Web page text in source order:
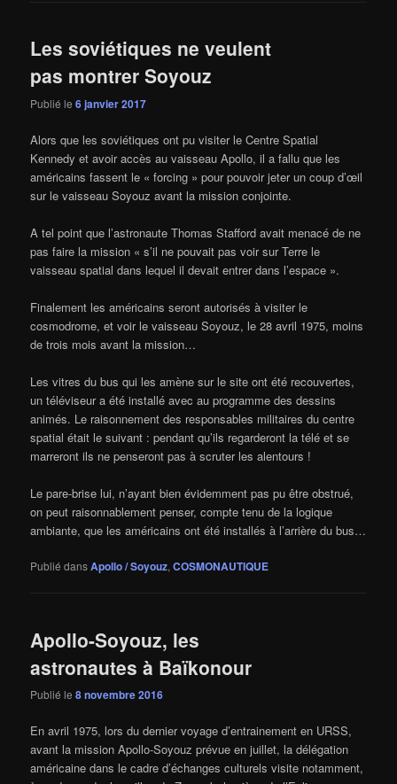
Les soviétiques ne veulent
pas montrer Soyouz
Publié le6 janvier 2017
Alors que les soviétiques ont pu visiter le Centre Spatial
Kennedy et avoir accès au vaisseau Apollo, il a fallu que les
américains fassent le « forcing » pour pouvoir jeter un coup d’œil
sur le vaisseau Soyouz avant la mission conjointe.
A tel point que l’astronaute Thomas Stafford avait menacé de ne
pas faire la mission « s’il ne pouvait pas voir sur Terre le
vaisseau spatial dans lequel il devait entrer dans l’espace ».
Finalement les américains seront autorisés à visiter le
cosmodrome, et voir le vaisseau Soyouz, le 28 avril 1975, moins
de trois mois avant la mission…
Les vitres du bus qui les amène sur le site ont été recouvertes,
un téléviseur a été installé avec au programme des dessins
animés. Le raisonnement des responsables militaires du centre
spatial était le suivant : pendant qu’ils regarderont la télé et se
marreront ils ne penseront pas à scruter les alentours !
Le pare-brise lui, n’ayant bien évidemment pas pu être obstrué,
on peut raisonnablement penser, compte tenu de la logique
ambiante, que les américains ont été installés à l’arrière du bus…
Publié dansApollo / Soyouz,COSMONAUTIQUE
Apollo-Soyouz, les
astronautes à Baïkonour
Publié le8 novembre 2016
En avril 1975, lors du dernier voyage d’entrainement en URSS,
avant la mission Apollo-Soyouz prévue en juillet, la délégation
américaine dans le cadre d’échanges culturels visite notamment,